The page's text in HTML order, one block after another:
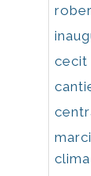
cecit
clima